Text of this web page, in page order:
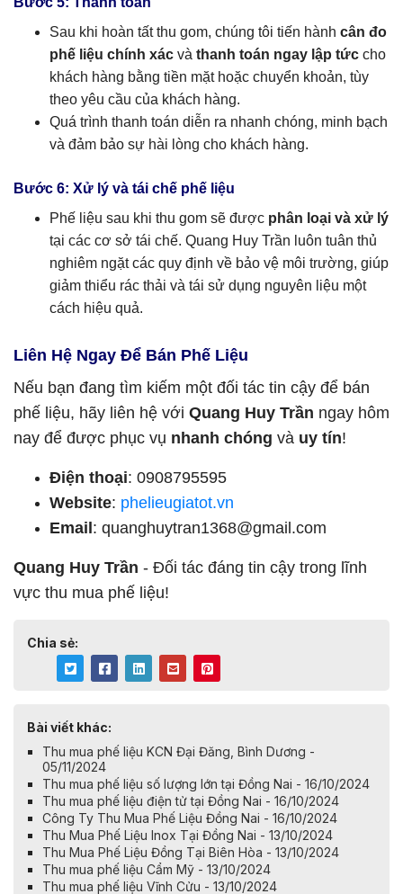
Sau khi hoàn tất thu gom, chúng tôi tiến hành cân đo
phế liệu chính xác và thanh toán ngay lập tức cho
khách hàng bằng tiền mặt hoặc chuyển khoản, tùy
theo yêu cầu của khách hàng.
Quá trình thanh toán diễn ra nhanh chóng, minh bạch
và đảm bảo sự hài lòng cho khách hàng.
Bước 6: Xử lý và tái chế phế liệu
Phế liệu sau khi thu gom sẽ được phân loại và xử lý
tại các cơ sở tái chế. Quang Huy Trần luôn tuân thủ
nghiêm ngặt các quy định về bảo vệ môi trường, giúp
giảm thiểu rác thải và tái sử dụng nguyên liệu một
cách hiệu quả.
Liên Hệ Ngay Để Bán Phế Liệu
Nếu bạn đang tìm kiếm một đối tác tin cậy để bán
phế liệu, hãy liên hệ với Quang Huy Trần ngay hôm
nay để được phục vụ nhanh chóng và uy tín!
Điện thoại: 0908795595
Website: phelieugiatot.vn
Email : quanghuytran1368@gmail.com
Quang Huy Trần - Đối tác đáng tin cậy trong lĩnh
vực thu mua phế liệu!
Chia sẻ:
Bài viết khác:
Thu mua phế liệu KCN Đại Đăng, Bình Dương -
05/11/2024
Thu mua phế liệu số lượng lớn tại Đồng Nai - 16/10/2024
Thu mua phế liệu điện tử tại Đồng Nai - 16/10/2024
Công Ty Thu Mua Phế Liệu Đồng Nai - 16/10/2024
Thu Mua Phế Liệu Inox Tại Đồng Nai - 13/10/2024
​​​​​​​Thu Mua Phế Liệu Đồng Tại Biên Hòa - 13/10/2024
Thu mua phế liệu Cẩm Mỹ - 13/10/2024
Thu mua phế liệu Vĩnh Cửu - 13/10/2024